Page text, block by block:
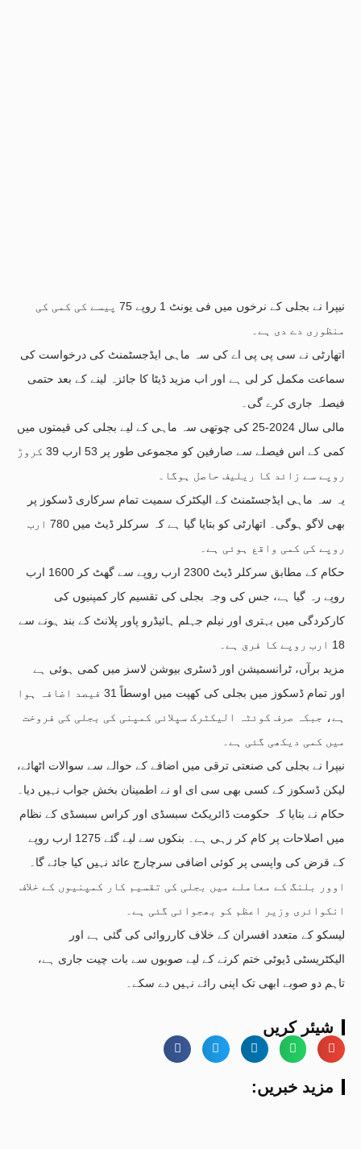
نیپرا نے بجلی کے نرخوں میں فی یونٹ 1 روپے 75 پیسے کی کمی کی
منظوری دے دی ہے۔
اتھارٹی نے سی پی پی اے کی سہ ماہی ایڈجسٹمنٹ کی درخواست کی
سماعت مکمل کر لی ہے اور اب مزید ڈیٹا کا جائزہ لینے کے بعد حتمی
فیصلہ جاری کرے گی۔
مالی سال 2024-25 کی چوتھی سہ ماہی کے لیے بجلی کی قیمتوں میں
کمی کے اس فیصلے سے صارفین کو مجموعی طور پر 53 ارب 39 کروڑ
روپے سے زائد کا ریلیف حاصل ہوگا۔
یہ سہ ماہی ایڈجسٹمنٹ کے الیکٹرک سمیت تمام سرکاری ڈسکوز پر
بھی لاگو ہوگی۔ اتھارٹی کو بتایا گیا ہے کہ سرکلر ڈیٹ میں 780 ارب
روپے کی کمی واقع ہوئی ہے۔
حکام کے مطابق سرکلر ڈیٹ 2300 ارب روپے سے گھٹ کر 1600 ارب
روپے رہ گیا ہے، جس کی وجہ بجلی کی تقسیم کار کمپنیوں کی
کارکردگی میں بہتری اور نیلم جہلم ہائیڈرو پاور پلانٹ کے بند ہونے سے
18 ارب روپے کا فرق ہے۔
مزید برآں، ٹرانسمیشن اور ڈسٹری بیوشن لاسز میں کمی ہوئی ہے
اور تمام ڈسکوز میں بجلی کی کھپت میں اوسطاً 31 فیصد اضافہ ہوا
ہے، جبکہ صرف کوئٹہ الیکٹرک سپلائی کمپنی کی بجلی کی فروخت
میں کمی دیکھی گئی ہے۔
نیپرا نے بجلی کی صنعتی ترقی میں اضافے کے حوالے سے سوالات اٹھائے،
لیکن ڈسکوز کے کسی بھی سی ای او نے اطمینان بخش جواب نہیں دیا۔
حکام نے بتایا کہ حکومت ڈائریکٹ سبسڈی اور کراس سبسڈی کے نظام
میں اصلاحات پر کام کر رہی ہے۔ بنکوں سے لیے گئے 1275 ارب روپے
کے قرض کی واپسی پر کوئی اضافی سرچارج عائد نہیں کیا جائے گا۔
اوور بلنگ کے معاملے میں بجلی کی تقسیم کار کمپنیوں کے خلاف
انکوائری وزیر اعظم کو بھجوائی گئی ہے۔
لیسکو کے متعدد افسران کے خلاف کارروائی کی گئی ہے اور
الیکٹریسٹی ڈیوٹی ختم کرنے کے لیے صوبوں سے بات چیت جاری ہے،
تاہم دو صوبے ابھی تک اپنی رائے نہیں دے سکے۔
شیئر کریں
:مزید خبریں